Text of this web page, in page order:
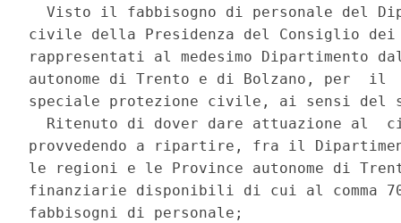
Visto il fabbisogno di personale del
civile della Presidenza del Consiglio
rappresentati al medesimo Dipartimento
autonome di Trento e di Bolzano, per  il
speciale protezione civile, ai sensi del
Ritenuto di dover dare attuazione al
provvedendo a ripartire, fra il
le regioni e le Province autonome di
finanziarie disponibili di cui al comma
fabbisogni di personale;